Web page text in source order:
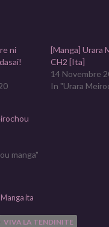
ni
[Manga] Urara
CH2 [Ita]
14 Novembre
In "Urara
manga"
Manga ita
VIVA LA TENDINITE